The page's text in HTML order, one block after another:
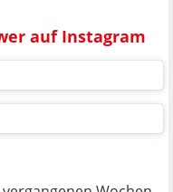
auf Instagram